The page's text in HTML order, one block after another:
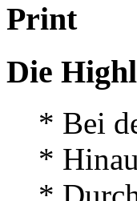
Print
Die
* Bei
*